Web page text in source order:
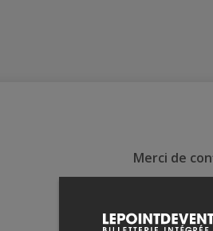
Merci de